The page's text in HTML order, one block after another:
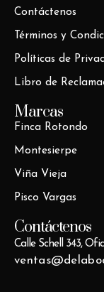
Contáctenos
Términos y
Políticas de
Libro de
Marcas
Finca Rotondo
Montesierpe
Viña Vieja
Pisco Vargas
Contáctenos
Calle Schell 343,